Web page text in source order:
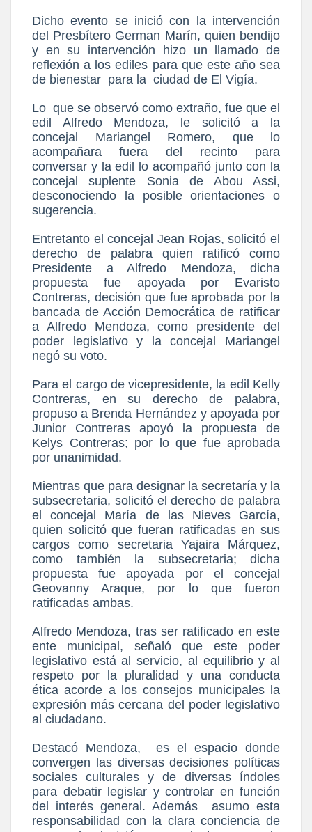
Dicho evento se inició con la intervención
del Presbítero German Marín, quien bendijo
y en su intervención hizo un llamado de
reflexión a los ediles para que este año sea
de bienestar para la ciudad de El Vigía.
Lo que se observó como extraño, fue que el
edil Alfredo Mendoza, le solicitó a la
concejal Mariangel Romero, que lo
acompañara fuera del recinto para
conversar y la edil lo acompañó junto con la
concejal suplente Sonia de Abou Assi,
desconociendo la posible orientaciones o
sugerencia.
Entretanto el concejal Jean Rojas, solicitó el
derecho de palabra quien ratificó como
Presidente a Alfredo Mendoza, dicha
propuesta fue apoyada por Evaristo
Contreras, decisión que fue aprobada por la
bancada de Acción Democrática de ratificar
a Alfredo Mendoza, como presidente del
poder legislativo y la concejal Mariangel
negó su voto.
Para el cargo de vicepresidente, la edil Kelly
Contreras, en su derecho de palabra,
propuso a Brenda Hernández y apoyada por
Junior Contreras apoyó la propuesta de
Kelys Contreras; por lo que fue aprobada
por unanimidad.
Mientras que para designar la secretaría y la
subsecretaria, solicitó el derecho de palabra
el concejal María de las Nieves García,
quien solicitó que fueran ratificadas en sus
cargos como secretaria Yajaira Márquez,
como también la subsecretaria; dicha
propuesta fue apoyada por el concejal
Geovanny Araque, por lo que fueron
ratificadas ambas.
Alfredo Mendoza, tras ser ratificado en este
ente municipal, señaló que este poder
legislativo está al servicio, al equilibrio y al
respeto por la pluralidad y una conducta
ética acorde a los consejos municipales la
expresión más cercana del poder legislativo
al ciudadano.
Destacó Mendoza,
es el espacio donde
convergen las diversas decisiones políticas
sociales culturales y de diversas índoles
para debatir legislar y controlar en función
del interés general. Además
asumo esta
responsabilidad con la clara conciencia de